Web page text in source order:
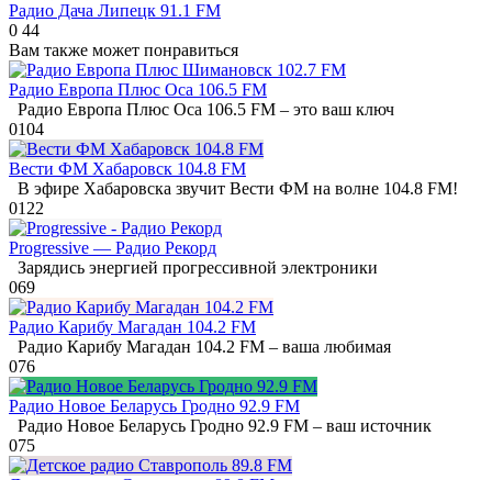
Радио Дача Липецк 91.1 FM
0 44
Вам также может понравиться
Радио Европа Плюс Оса 106.5 FM
Радио Европа Плюс Оса 106.5 FM – это ваш ключ
0104
Вести ФМ Хабаровск 104.8 FM
В эфире Хабаровска звучит Вести ФМ на волне 104.8 FM!
0122
Progressive — Радио Рекорд
Зарядись энергией прогрессивной электроники
069
Радио Карибу Магадан 104.2 FM
Радио Карибу Магадан 104.2 FM – ваша любимая
076
Радио Новое Беларусь Гродно 92.9 FM
Радио Новое Беларусь Гродно 92.9 FM – ваш источник
075